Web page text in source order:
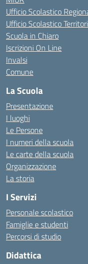
Ufficio Scolastico
Ufficio Scolastico
Scuola in Chiaro
Iscrizioni On Line
Invalsi
Comune
La Scuola
Presentazione
I luoghi
Le Persone
I numeri della scuola
Le carte della scuola
Organizzazione
La storia
I Servizi
Personale scolastico
Famiglie e studenti
Percorsi di studio
Didattica